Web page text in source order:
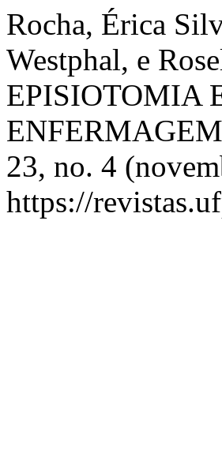
Rocha, Érica
Westphal, e
EPISIOTOMIA
23, no. 4
https://